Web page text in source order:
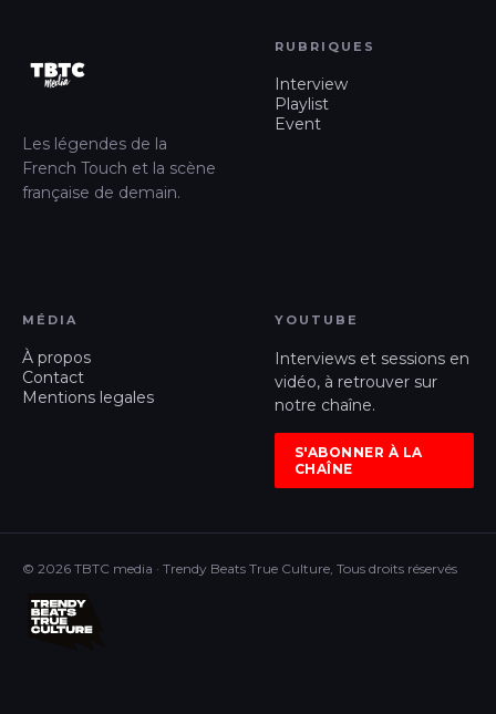
Les légendes de la
French Touch et la scène
française de demain.
RUBRIQUES
Interview
Playlist
Event
MÉDIA
À propos
Contact
Mentions legales
YOUTUBE
Interviews et sessions en
vidéo, à retrouver sur
notre chaîne.
S'ABONNER À LA
CHAÎNE
© 2026 TBTC media · Trendy Beats True Culture, Tous droits réservés